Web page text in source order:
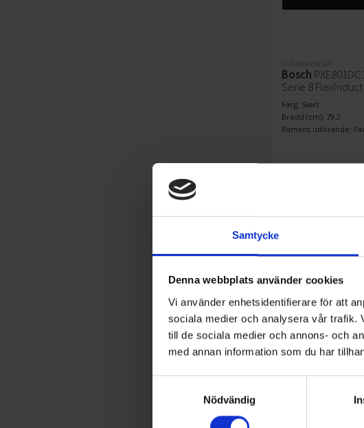
Samtycke
Denna webbplats använder cookies
Vi använder enhetsidentifierare för att
sociala medier och analysera vår trafik.
till de sociala medier och annons- och
med annan information som du har
Nödvändig
Induktionshäll
Bosch
Serie 8
Färg: Svart
Bredd (cm): 79.2
Ramens utförande: